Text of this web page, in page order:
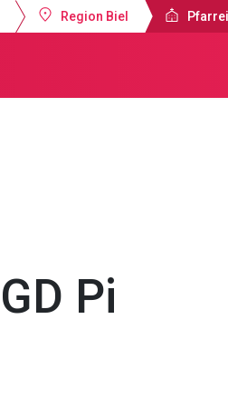
Region Biel
GD Pi